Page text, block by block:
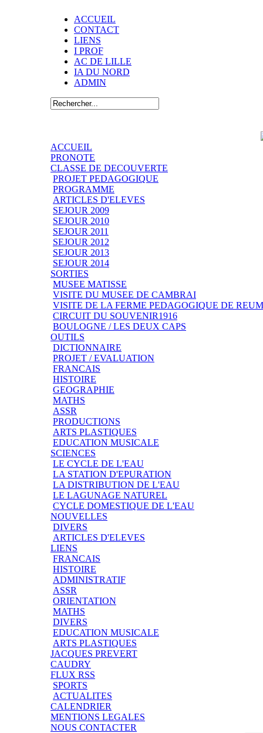
ACCUEIL
CONTACT
LIENS
I PROF
AC DE LILLE
IA DU NORD
ADMIN
ACCUEIL
PRONOTE
CLASSE DE DECOUVERTE
PROJET PEDAGOGIQUE
PROGRAMME
ARTICLES D'ELEVES
SEJOUR 2009
SEJOUR 2010
SEJOUR 2011
SEJOUR 2012
SEJOUR 2013
SEJOUR 2014
SORTIES
MUSEE MATISSE
VISITE DU MUSEE DE CAMBRAI
VISITE DE LA FERME PEDAGOGIQUE DE
CIRCUIT DU SOUVENIR1916
BOULOGNE / LES DEUX CAPS
OUTILS
DICTIONNAIRE
PROJET / EVALUATION
FRANCAIS
HISTOIRE
GEOGRAPHIE
MATHS
ASSR
PRODUCTIONS
ARTS PLASTIQUES
EDUCATION MUSICALE
SCIENCES
LE CYCLE DE L'EAU
LA STATION D'EPURATION
LA DISTRIBUTION DE L'EAU
LE LAGUNAGE NATUREL
CYCLE DOMESTIQUE DE L'EAU
NOUVELLES
DIVERS
ARTICLES D'ELEVES
LIENS
FRANCAIS
HISTOIRE
ADMINISTRATIF
ASSR
ORIENTATION
MATHS
DIVERS
EDUCATION MUSICALE
ARTS PLASTIQUES
JACQUES PREVERT
CAUDRY
FLUX RSS
SPORTS
ACTUALITES
CALENDRIER
MENTIONS LEGALES
NOUS CONTACTER